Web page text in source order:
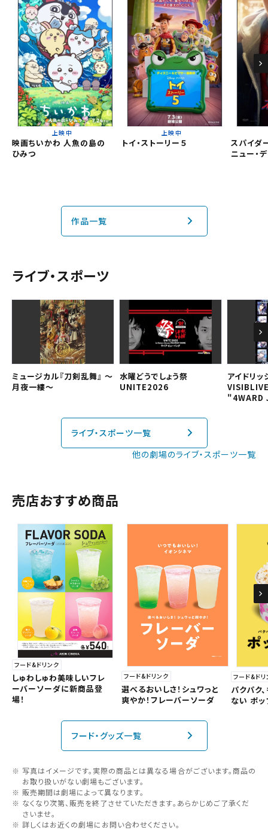
チケット購入
チケットの購入は下記リンクより、ご覧になりたい作品を選
択しご購入ください。
上映スケジュールを確認する
その他の劇場を選ぶ
無料のワタシアターライト会員もあります。
予約を確認・変更する
チケットの予約状況の確認及び予約を変更したい場合は、
予約を変更する
久御山
京都桂川
都道府県から選ぶ
北海道
東北
近畿
中国・四国
九州
閉じる
上映中
映画ちいかわ 人魚の島の
ひみつ
上映中
トイ・ストーリー５
スパイダ
ニュー・
作品一覧
ライブ・スポーツ
ミュージカル『刀剣乱舞』 ～
月夜一縷～
水曜どうでしょう祭
UNITE2026
アイドリッ
"4WARD
ライブ・スポーツ一覧
他の劇場のライブ・スポーツ一覧
売店おすすめ商品
フード&ドリンク
しゅわしゅわ美味しいフレ
ーバーソーダに新商品登
場！
フード&ドリンク
選べるおいしさ！シュワっと
爽やか！フレーバーソーダ
フード&ド
パクパク
ない ポ
フード・グッズ一覧
写真はイメージです。実際の商品とは異なる場合がございます。商品の
お取り扱いがない劇場もございます。
販売期間は劇場によって異なります。
なくなり次第、販売を終了させていただきます。あらかじめご了承くだ
さいませ。
詳しくはお近くの劇場にお問い合わせください。
閉じる
劇場を変更しますか？
閉じる
上映日を変更しますか？